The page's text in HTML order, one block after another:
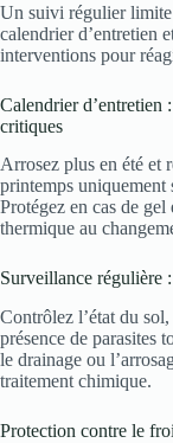
Un suivi régulier limite
calendrier d’entretien
interventions pour
Calendrier d’entretien
critiques
Arrosez plus en été et
printemps uniquement
Protégez en cas de
thermique au
Surveillance régulière
Contrôlez l’état du
présence de parasites
le drainage ou
traitement chimique.
Protection contre le